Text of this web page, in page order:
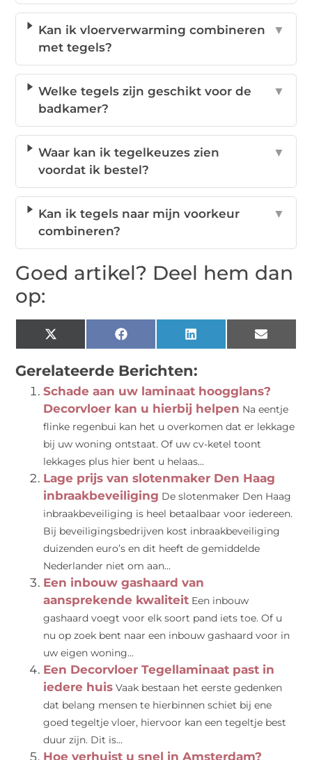
Kan ik vloerverwarming combineren
met tegels?
▼
Welke tegels zijn geschikt voor de
badkamer?
▼
Waar kan ik tegelkeuzes zien
voordat ik bestel?
▼
Kan ik tegels naar mijn voorkeur
combineren?
▼
Goed artikel? Deel hem dan
op:
X
(Twitter)
Facebook LinkedIn Email
Gerelateerde Berichten:
Schade aan uw laminaat hoogglans?
Decorvloer kan u hierbij helpen Na eentje
flinke regenbui kan het u overkomen dat er lekkage
bij uw woning ontstaat. Of uw cv-ketel toont
lekkages plus hier bent u helaas...
Lage prijs van slotenmaker Den Haag
inbraakbeveiliging De slotenmaker Den Haag
inbraakbeveiliging is heel betaalbaar voor iedereen.
Bij beveiligingsbedrijven kost inbraakbeveiliging
duizenden euro’s en dit heeft de gemiddelde
Nederlander niet om aan...
Een inbouw gashaard van
aansprekende kwaliteit Een inbouw
gashaard voegt voor elk soort pand iets toe. Of u
nu op zoek bent naar een inbouw gashaard voor in
uw eigen woning...
Een Decorvloer Tegellaminaat past in
iedere huis Vaak bestaan het eerste gedenken
dat belang mensen te hierbinnen schiet bij ene
goed tegeltje vloer, hiervoor kan een tegeltje best
duur zijn. Dit is...
Hoe verhuist u snel in Amsterdam?